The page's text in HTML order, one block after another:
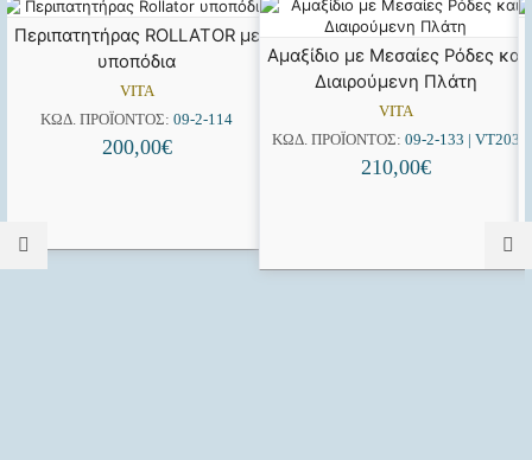
Περιπατητήρας ROLLATOR με
υποπόδια
VITA
ΚΩΔ. ΠΡΟΪΌΝΤΟΣ: 09-2-114
200,00€
Αμαξίδιο με Μεσαίες Ρόδες και
Διαιρούμενη Πλάτη
VITA
ΚΩΔ. ΠΡΟΪΌΝΤΟΣ: 09-2-133 | VT203
210,00€